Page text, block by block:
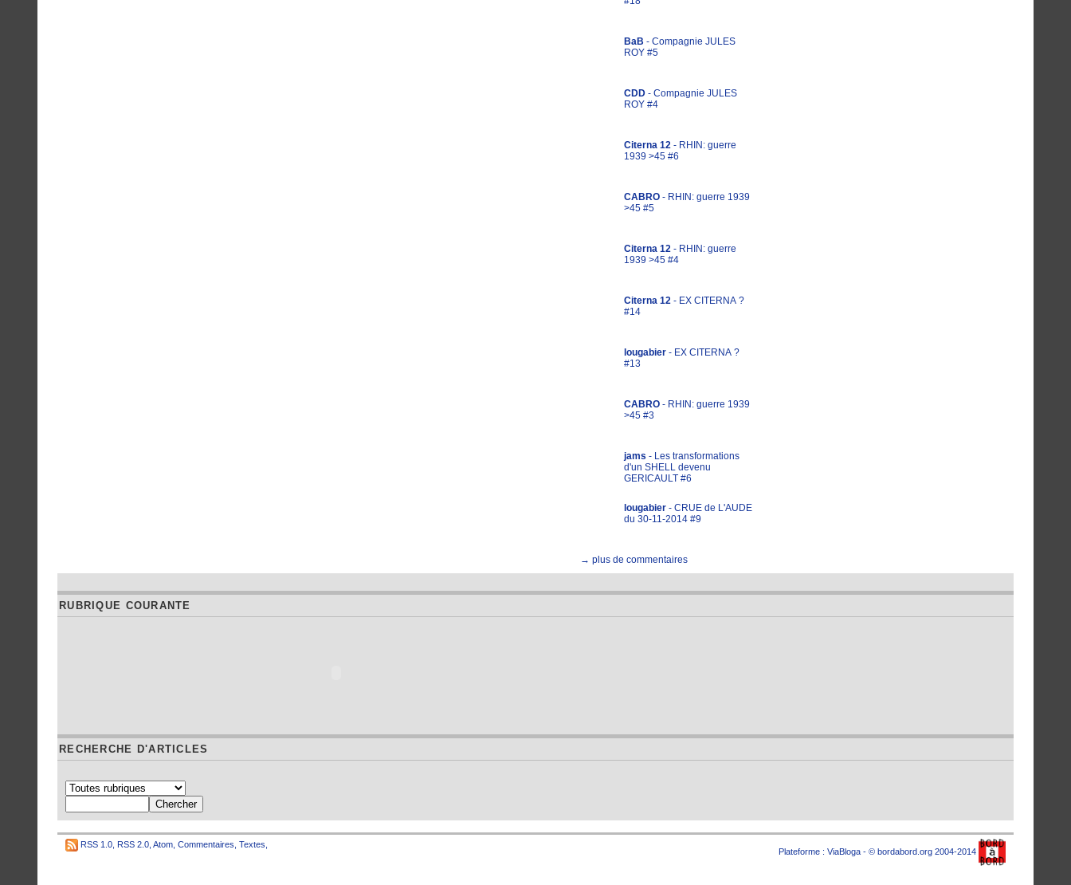
BaB - Compagnie JULES
ROY #5
CDD - Compagnie JULES
ROY #4
Citerna 12 - RHIN: guerre
1939 >45 #6
CABRO - RHIN: guerre 1939
>45 #5
Citerna 12 - RHIN: guerre
1939 >45 #4
Citerna 12 - EX CITERNA ?
#14
lougabier - EX CITERNA ?
#13
CABRO - RHIN: guerre 1939
>45 #3
jams - Les transformations
d'un SHELL devenu
GERICAULT #6
lougabier - CRUE de L'AUDE
du 30-11-2014 #9
→ plus de commentaires
RUBRIQUE COURANTE
RECHERCHE D'ARTICLES
RSS 1.0 RSS 2.0 Atom Commentaires Textes
Plateforme : ViaBloga - © bordabord.org 2004-2014